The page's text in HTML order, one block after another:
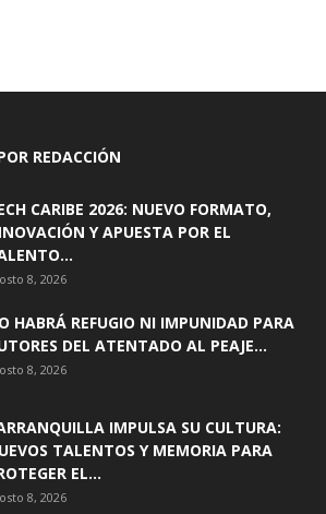
REDACCIÓN
CARIBE 2026: NUEVO FORMATO,
Y APUESTA POR EL
8, 2026
HABRÁ REFUGIO NI IMPUNIDAD PARA
DEL ATENTADO AL PEAJE...
8, 2026
IMPULSA SU CULTURA:
TALENTOS Y MEMORIA PARA
EL...
8, 2026